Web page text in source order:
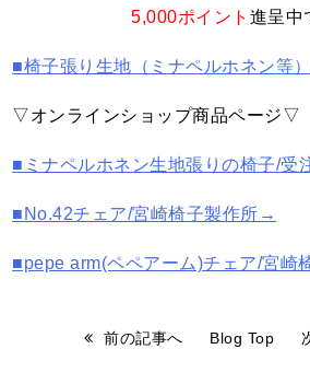
5,000ポイント 進呈中
■椅子張り生地（ミナペルホネン等
▽オンラインショップ商品ページ▽
■ミナペルホネン生地張りの椅子/受
■No.42チェア/宮崎椅子製作所→
■pepe arm(ペペアーム)チェア/宮崎
前の記事へ Blog Top